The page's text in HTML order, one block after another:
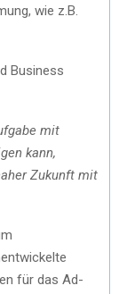
wie z.B.
Business
mit
kann,
Zukunft mit
für das Ad-